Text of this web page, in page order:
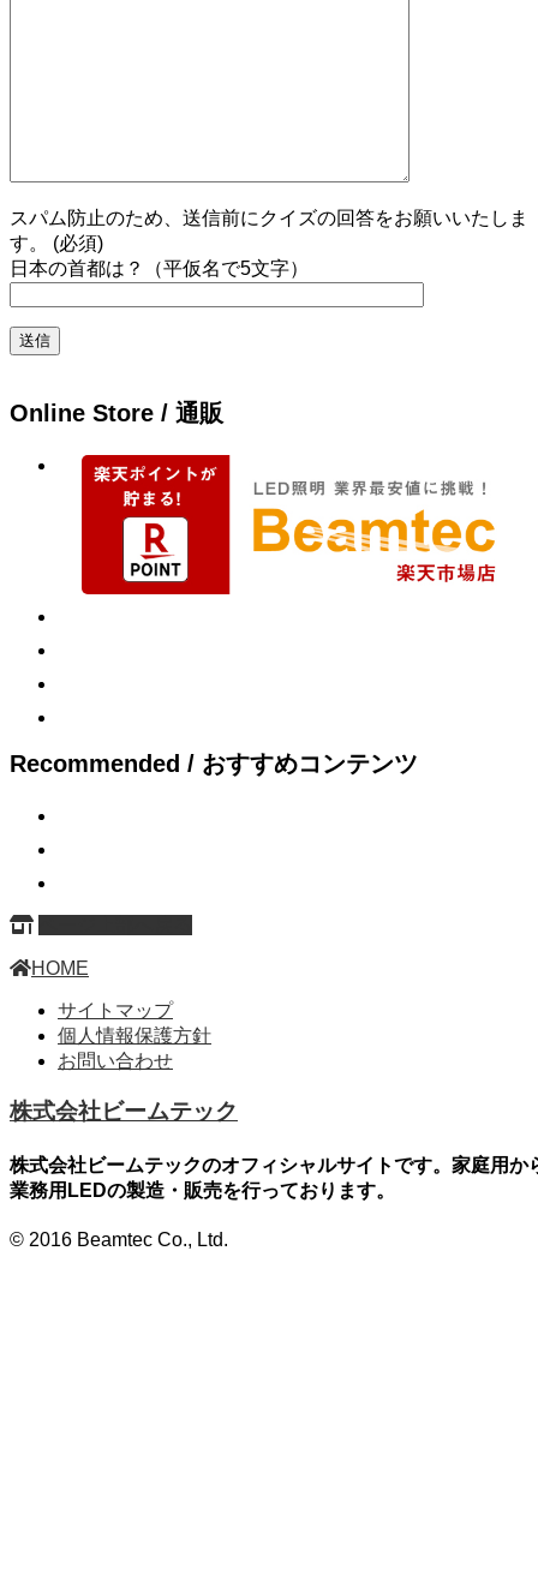
スパム防止のため、送信前にクイズの回答をお願いいたしま
す。 (必須)
日本の首都は？（平仮名で5文字）
Online Store / 通販
Recommended / おすすめコンテンツ
HOME
サイトマップ
個人情報保護方針
お問い合わせ
株式会社ビームテック
株式会社ビームテックのオフィシャルサイトです。家庭用か
業務用LEDの製造・販売を行っております。
© 2016 Beamtec Co., Ltd.